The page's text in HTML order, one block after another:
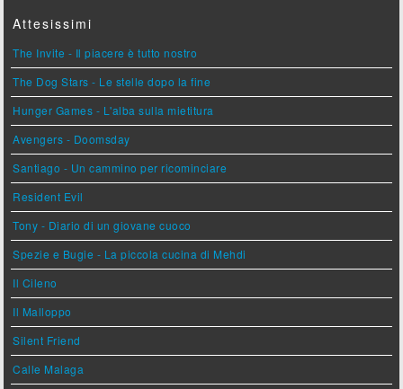
Attesissimi
The Invite - Il piacere è tutto nostro
The Dog Stars - Le stelle dopo la fine
Hunger Games - L'alba sulla mietitura
Avengers - Doomsday
Santiago - Un cammino per ricominciare
Resident Evil
Tony - Diario di un giovane cuoco
Spezie e Bugie - La piccola cucina di Mehdi
Il Cileno
Il Malloppo
Silent Friend
Calle Malaga